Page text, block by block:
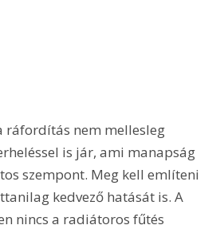
ráfordítás nem mellesleg
is jár, ami manapság
szempont. Meg kell említeni
kedvező hatását is. A
nincs a radiátoros fűtés